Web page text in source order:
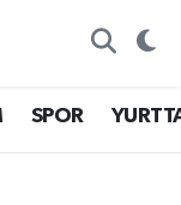
SPOR